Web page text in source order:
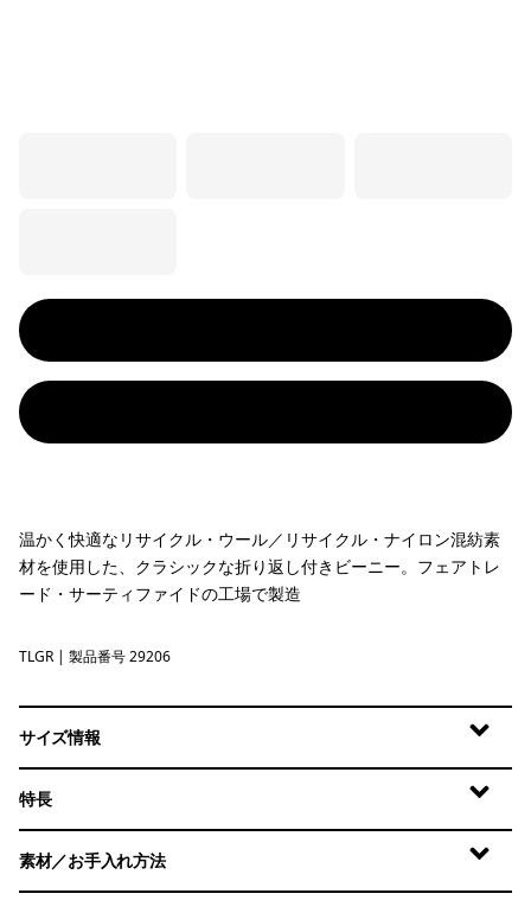
温かく快適なリサイクル・ウール／リサイクル・ナイロン混紡素
材を使用した、クラシックな折り返し付きビーニー。フェアトレ
ード・サーティファイドの工場で製造
Treeline Green
TLGR | 製品番号 29206
サイズ情報
特長
素材／お手入れ方法